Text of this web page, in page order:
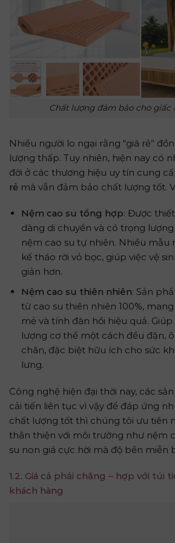
Chất lượng đảm bảo cho giấc
Nhiều người lo ngại rằng “giá rẻ”
lượng thấp. Tuy nhiên, hiện nay có
đời ở các thương hiệu uy tín cung
rẻ mà vẫn đảm bảo chất lượng tốt.
Nệm cao su tổng hợp: Được
dàng di chuyển và có trọng lượng
nệm cao su tự nhiên. Nhiều mẫu
kế tháo rời vỏ bọc, giúp việc vệ
giản hơn.
Nệm cao su thiên nhiên: Sản
từ cao su thiên nhiên 100%,
mẻ và tính đàn hồi hiệu quả.
lượng cơ thể một cách đều đặn,
chân, đặc biệt hữu ích cho sức
lưng.
Công nghệ hiện đại thời nay, các
cải tiến liên tục vì vậy để đáp ứng
chất lượng tốt thì chúng tôi ưu tiên
thân thiện với môi trường như nệm
su non giá cực hời mà độ bền miễn
1.2. Giá cả phải chăng – hợp với túi
khách hàng